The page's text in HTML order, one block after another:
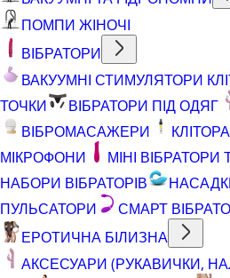
ПОМПИ ЖІНОЧІ
ВІБРАТОРИ
ВАКУУМНІ СТИМУЛЯТОРИ
ТОЧКИ
ВІБРАТОРИ ПІД ОДЯГ
ВІБРОМАСАЖЕРИ
МІКРОФОНИ
МІНІ ВІБРАТОРИ
НАБОРИ ВІБРАТОРІВ
ПУЛЬСАТОРИ
СМАРТ
ЕРОТИЧНА БІЛИЗНА
АКСЕСУАРИ (РУКАВИЧКИ,